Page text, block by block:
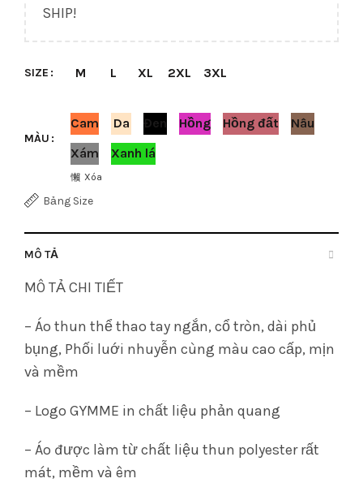
SHIP!
SIZE M L XL 2XL 3XL
MÀU
Cam Da Đen Hồng Hồng đất
Nâu
Xám
Xanh lá
Xóa
Bảng Size
MÔ TẢ
MÔ TẢ CHI TIẾT
– Áo thun thể thao tay ngắn, cổ tròn, dài phủ
bụng, Phối luới nhuyễn cùng màu cao cấp, mịn
và mềm
– Logo GYMME in chất liệu phản quang
– Áo được làm từ chất liệu thun polyester rất
mát, mềm và êm